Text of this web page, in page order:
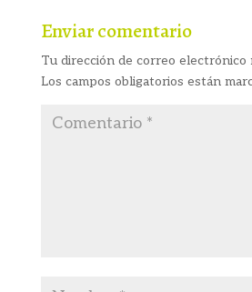
Enviar comentario
Tu dirección de correo electrónico
Los campos obligatorios están